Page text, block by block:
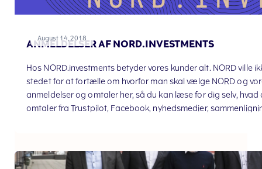
August 14, 2018
ANMELDELSER AF NORD.INVESTMENTS
Hos NORD.investments betyder vores kunder alt. NORD ville
stedet for at fortælle om hvorfor man skal vælge NORD og
anmeldelser og omtaler her, så du kan læse for dig selv,
omtaler fra Trustpilot, Facebook, nyhedsmedier,